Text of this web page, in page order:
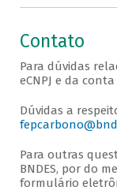
Contato
Para dúvidas
eCNPJ e da
Dúvidas a
Para outras
BNDES, por do
formulário